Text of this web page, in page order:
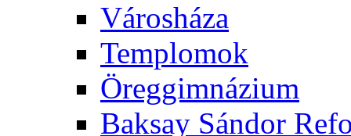
Városháza
Templomok
Öreggimnázium
Baksay Sándor